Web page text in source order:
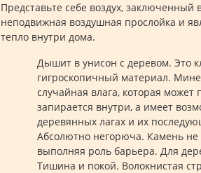
Представьте себе воздух,
неподвижная воздушная прослойка и
тепло внутри дома.
Дышит в унисон с деревом. Это
гигроскопичный материал.
случайная влага, которая
запирается внутри, а имеет
деревянных лагах и их
Абсолютно негорюча. Камень не
выполняя роль барьера. Для
Тишина и покой. Волокнистая